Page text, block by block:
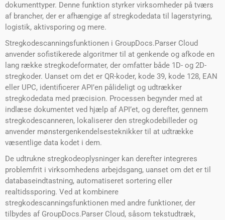
dokumenttyper. Denne funktion styrker virksomheder på tværs
af brancher, der er afhængige af stregkodedata til lagerstyring,
logistik, aktivsporing og mere.
Stregkodescanningsfunktionen i GroupDocs.Parser Cloud
anvender sofistikerede algoritmer til at genkende og afkode en
lang række stregkodeformater, der omfatter både 1D- og 2D-
stregkoder. Uanset om det er QR-koder, kode 39, kode 128, EAN
eller UPC, identificerer API’en pålideligt og udtrækker
stregkodedata med præcision. Processen begynder med at
indlæse dokumentet ved hjælp af API’et, og derefter, gennem
stregkodescanneren, lokaliserer den stregkodebilleder og
anvender mønstergenkendelsesteknikker til at udtrække
væsentlige data kodet i dem.
De udtrukne stregkodeoplysninger kan derefter integreres
problemfrit i virksomhedens arbejdsgang, uanset om det er til
databaseindtastning, automatiseret sortering eller
realtidssporing. Ved at kombinere
stregkodescanningsfunktionen med andre funktioner, der
tilbydes af GroupDocs.Parser Cloud, såsom tekstudtræk,